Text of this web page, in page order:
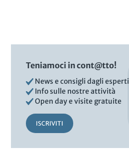
Teniamoci in cont@tto!
News e consigli dagli esperti
Info sulle nostre attività
Open day e visite gratuite
ISCRIVITI